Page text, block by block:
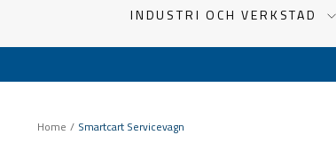
INDUSTRI OCH VERKSTAD
Home / Smartcart Servicevagn